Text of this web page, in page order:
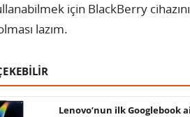
için BlackBerry
lazım.
Lenovo’nun ilk Googlebook